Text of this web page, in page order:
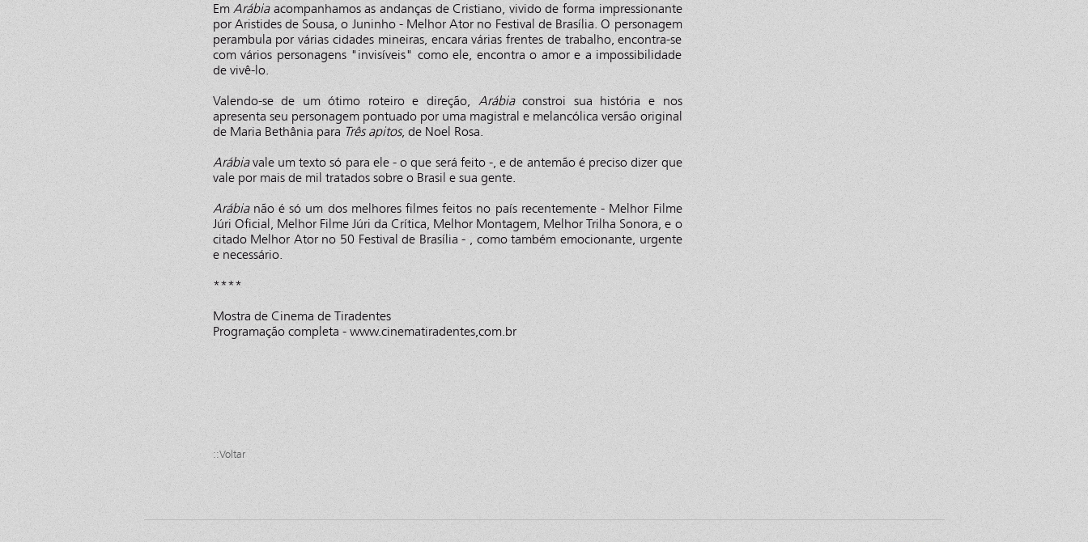
EmArábiaacompanhamos as andanças de Cristiano, vivido de forma impressionante
por Aristides de Sousa, o Juninho - Melhor Ator no Festival de Brasília. O personagem
perambula por várias cidades mineiras, encara várias frentes de trabalho, encontra-se
com vários personagens "invisíveis" como ele, encontra o amor e a impossibilidade
de vivê-lo.
Valendo-se de um ótimo roteiro e direção, Arábiaconstroi sua história e nos
apresenta seu personagem pontuado por uma magistral e melancólica versão original
de Maria Bethânia para Três apitos, de Noel Rosa.
Arábiavale um texto só para ele - o que será feito -, e de antemão é preciso dizer que
vale por mais de mil tratados sobre o Brasil e sua gente.
Arábianão é só um dos melhores filmes feitos no país recentemente - Melhor Filme
Júri Oficial, Melhor Filme Júri da Crítica, Melhor Montagem, Melhor Trilha Sonora, e o
citado Melhor Ator no 50 Festival de Brasília - , como também emocionante, urgente
e necessário.
****
Mostra de Cinema de Tiradentes
Programação completa - www.cinematiradentes,com.br
::Voltar